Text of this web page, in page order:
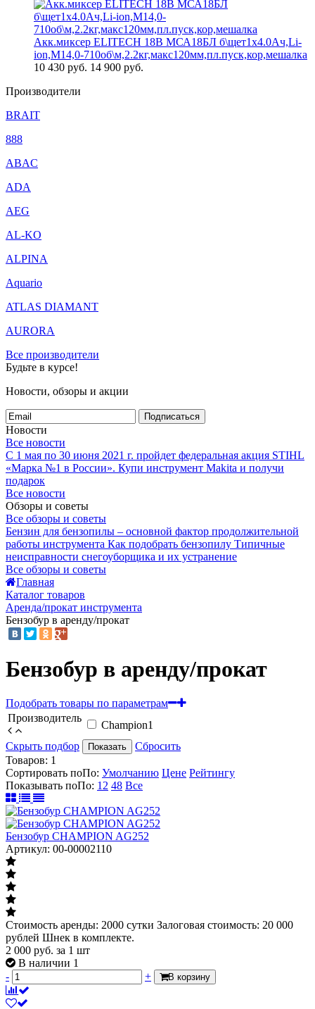
Акк.миксер ELITECH 18В МСА18БЛ б\щет1х4.0Ач,Li-
ion,М14,0-710об\м,2.2кг,макс120мм,пл.пуск,кор,мешалка
10 430 руб. 14 900 руб.
Производители
BRAIT
888
ABAC
ADA
AEG
AL-KO
ALPINA
Aquario
ATLAS DIAMANT
AURORA
Все производители
Будьте в курсе!
Новости, обзоры и акции
Подписаться
Новости
Все новости
С 1 мая по 30 июня 2021 г. пройдет федеральная акция STIHL
«Марка №1 в России». Купи инструмент Makita и получи
подарок
Все новости
Обзоры и советы
Все обзоры и советы
Бензин для бензопилы – основной фактор продолжительной
работы инструмента Как подобрать бензопилу Типичные
неисправности снегоуборщика и их устранение
Все обзоры и советы
Главная
Каталог товаров
Аренда/прокат инструмента
Бензобур в аренду/прокат
Бензобур в аренду/прокат
Подобрать товары по параметрам
Производитель
Champion1
Скрыть подбор
Показать
Сбросить
Товаров: 1
Сортировать поПо: Умолчанию Цене Рейтингу
Показывать поПо: 12 48 Все
Бензобур CHAMPION AG252
Артикул: 00-00002110
Стоимость аренды: 2000 сутки Залоговая стоимость: 20 000
рублей Шнек в комплекте.
2 000 руб. за 1 шт
В наличии 1
-
+ В корзину